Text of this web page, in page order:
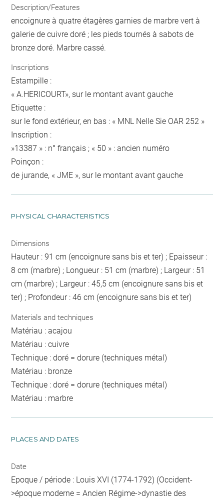
Description/Features
encoignure à quatre étagères garnies de marbre vert à
galerie de cuivre doré ; les pieds tournés à sabots de
bronze doré. Marbre cassé.
Inscriptions
Estampille :
« A.HERICOURT», sur le montant avant gauche
Etiquette :
sur le fond extérieur, en bas : « MNL Nelle Sie OAR 252 »
Inscription :
»13387 » : n° français ; « 50 » : ancien numéro
Poinçon :
de jurande, « JME », sur le montant avant gauche
PHYSICAL CHARACTERISTICS
Dimensions
Hauteur : 91 cm (encoignure sans bis et ter) ; Epaisseur :
8 cm (marbre) ; Longueur : 51 cm (marbre) ; Largeur : 51
cm (marbre) ; Largeur : 45,5 cm (encoignure sans bis et
ter) ; Profondeur : 46 cm (encoignure sans bis et ter)
Materials and techniques
Matériau : acajou
Matériau : cuivre
Technique : doré = dorure (techniques métal)
Matériau : bronze
Technique : doré = dorure (techniques métal)
Matériau : marbre
PLACES AND DATES
Date
Epoque / période : Louis XVI (1774-1792) (Occident-
>époque moderne = Ancien Régime->dynastie des